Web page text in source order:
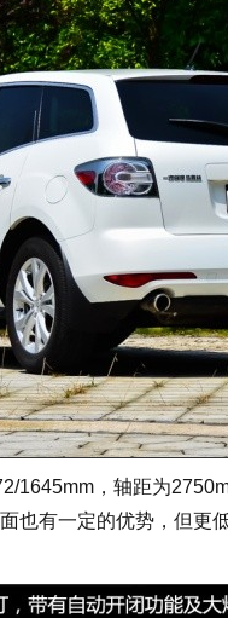
，轴距为
也有一定的优势，但更